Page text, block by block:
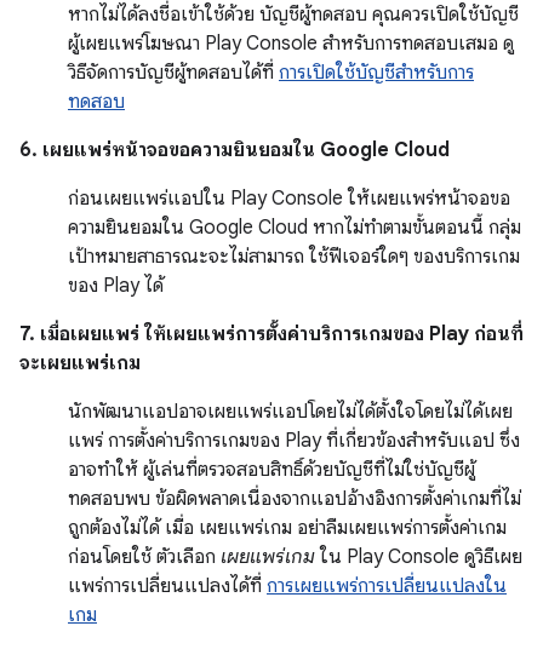
หากไม่ได้ลงชื่อเข้าใช้ด้วย บัญชีผู้ทดสอบ คุณควรเปิดใช้บัญชี
ผู้เผยแพร่โฆษณา Play Console สำหรับการทดสอบเสมอ ดู
วิธีจัดการบัญชีผู้ทดสอบได้ที่ การเปิดใช้บัญชีสำหรับการ
ทดสอบ
6. เผยแพร่หน้าจอขอความยินยอมใน Google Cloud
ก่อนเผยแพร่แอปใน Play Console ให้เผยแพร่หน้าจอขอ
ความยินยอมใน Google Cloud หากไม่ทำตามขั้นตอนนี้ กลุ่ม
เป้าหมายสาธารณะจะไม่สามารถ ใช้ฟีเจอร์ใดๆ ของบริการเกม
ของ Play ได้
7. เมื่อเผยแพร่ ให้เผยแพร่การตั้งค่าบริการเกมของ Play ก่อนที่
จะเผยแพร่เกม
นักพัฒนาแอปอาจเผยแพร่แอปโดยไม่ได้ตั้งใจโดยไม่ได้เผย
แพร่ การตั้งค่าบริการเกมของ Play ที่เกี่ยวข้องสำหรับแอป ซึ่ง
อาจทำให้ ผู้เล่นที่ตรวจสอบสิทธิ์ด้วยบัญชีที่ไม่ใช่บัญชีผู้
ทดสอบพบ ข้อผิดพลาดเนื่องจากแอปอ้างอิงการตั้งค่าเกมที่ไม่
ถูกต้องไม่ได้ เมื่อ เผยแพร่เกม อย่าลืมเผยแพร่การตั้งค่าเกม
ก่อนโดยใช้ ตัวเลือก เผยแพร่เกมใน Play Console ดูวิธีเผย
แพร่การเปลี่ยนแปลงได้ที่ การเผยแพร่การเปลี่ยนแปลงใน
เกม